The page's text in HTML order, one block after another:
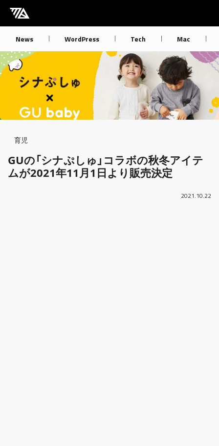
[M] mbdb [モバデビ]
News WordPress Tech Mac
Breadcrumb
育児
GUの「シナぷしゅ」コラボの秋冬アイテ
ムが2021年11月1日より販売決定
2021.10.22